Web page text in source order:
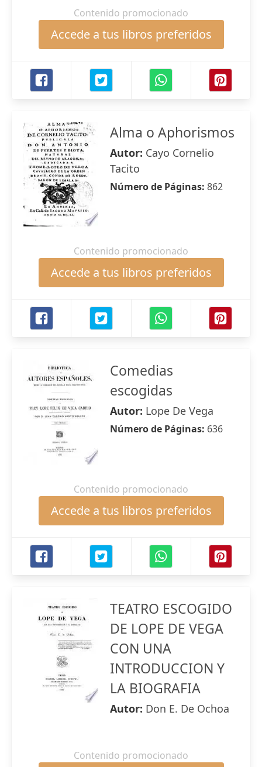
Contenido promocionado
Accede a tus libros preferidos
Alma o Aphorismos
Autor: Cayo Cornelio
Tacito
Número de Páginas: 862
Contenido promocionado
Accede a tus libros preferidos
Comedias
escogidas
Autor: Lope De Vega
Número de Páginas: 636
Contenido promocionado
Accede a tus libros preferidos
TEATRO ESCOGIDO
DE LOPE DE VEGA
CON UNA
INTRODUCCION Y
LA BIOGRAFIA
Autor: Don E. De Ochoa
Contenido promocionado